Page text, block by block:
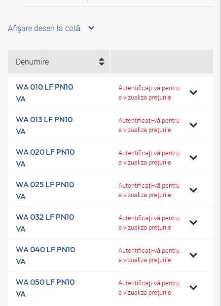
Afişare desen la cotă
Denumire
WA 010 LF PN10
VA
Autentificaţi-vă pentru
a vizualiza preţurile
WA 013 LF PN10
VA
Autentificaţi-vă pentru
a vizualiza preţurile
WA 020 LF PN10
VA
Autentificaţi-vă pentru
a vizualiza preţurile
WA 025 LF PN10
VA
Autentificaţi-vă pentru
a vizualiza preţurile
WA 032 LF PN10
VA
Autentificaţi-vă pentru
a vizualiza preţurile
WA 040 LF PN10
VA
Autentificaţi-vă pentru
a vizualiza preţurile
WA 050 LF PN10
VA
Autentificaţi-vă pentru
a vizualiza preţurile